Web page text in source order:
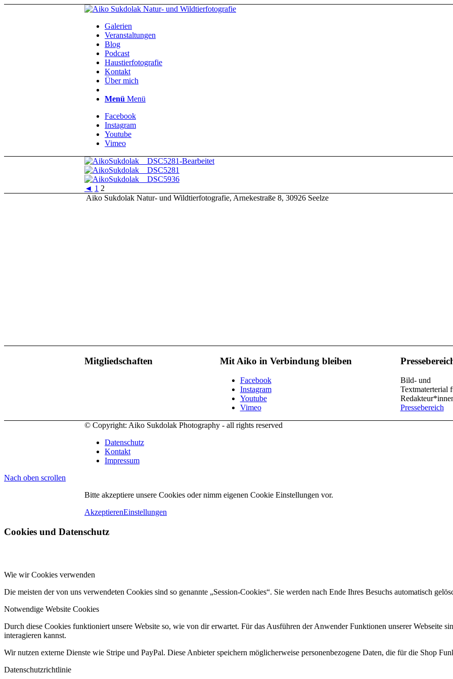
Galerien
Veranstaltungen
Blog
Podcast
Haustierfotografie
Kontakt
Über mich
Menü Menü
Facebook
Instagram
Youtube
Vimeo
◄ 1 2
Aiko Sukdolak Natur- und Wildtierfotografie, Arnekestraße 8, 30926 Seelze
Mitgliedschaften Mit Aiko in Verbindung bleiben
Facebook
Instagram
Youtube
Vimeo
Bild- und
Textmaterterial
Pressebereich
© Copyright: Aiko Sukdolak Photography - all rights reserved
Datenschutz
Kontakt
Impressum
Nach oben scrollen
Bitte akzeptiere unsere Cookies oder nimm eigenen Cookie Einstellungen vor.
AkzeptierenEinstellungen
Cookies und Datenschutz
Wie wir Cookies verwenden
Die meisten der von uns verwendeten Cookies sind so genannte „Session-Cookies“. Sie werden nach Ende Ihres Besuchs automatisch
Notwendige Website Cookies
Durch diese Cookies funktioniert unsere Website so, wie von dir erwartet. Für das Ausführen der Anwender Funktionen unserer Webseite
interagieren kannst.
Wir nutzen externe Dienste wie Stripe und PayPal. Diese Anbieter speichern möglicherweise personenbezogene Daten, die für die Shop
Datenschutzrichtlinie